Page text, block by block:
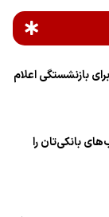
بازنشستگی اعلام
بانکی‌تان را